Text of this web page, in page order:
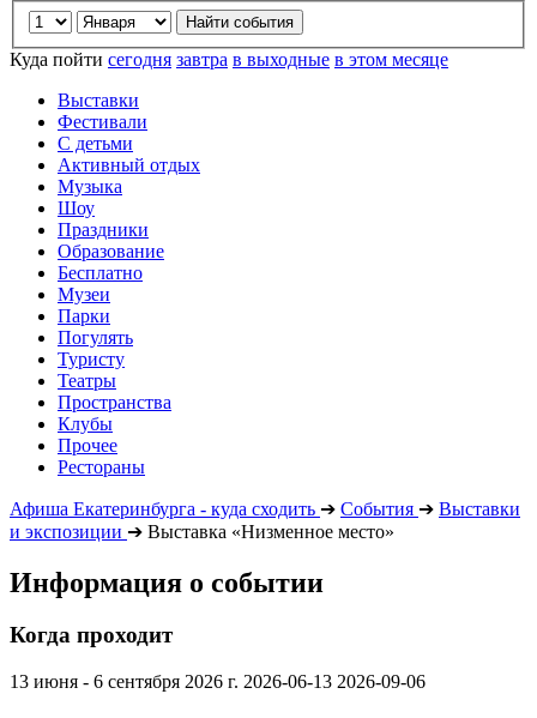
Куда пойти сегодня завтра в выходные в этом месяце
Выставки
Фестивали
С детьми
Активный отдых
Музыка
Шоу
Праздники
Образование
Бесплатно
Музеи
Парки
Погулять
Туристу
Театры
Пространства
Клубы
Прочее
Рестораны
Афиша Екатеринбурга - куда сходить ➔ События ➔ Выставки
и экспозиции ➔ Выставка «Низменное место»
Информация о событии
Когда проходит
13 июня - 6 сентября 2026 г. 2026-06-13 2026-09-06